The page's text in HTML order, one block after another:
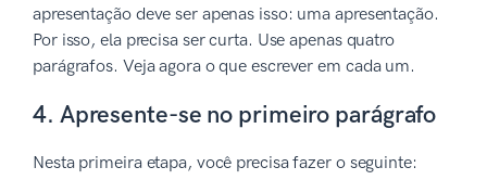
apresentação deve ser apenas isso: uma apresentação.
Por isso, ela precisa ser curta. Use apenas quatro
parágrafos. Veja agora o que escrever em cada um.
4. Apresente-se no primeiro parágrafo
Nesta primeira etapa, você precisa fazer o seguinte: